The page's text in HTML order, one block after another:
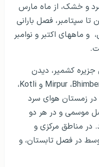
سرد و خشک، از ماه مارس
تا سپتامبر، فصل بارانی
ماههای اکتبر و نوامبر
کشمیر، دیدن
، Mirpur و Kotli،
در زمستان هوای سرد
موسمی و در هر دو
در مناطق مرکزی و
در فصل تابستان، و